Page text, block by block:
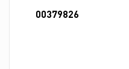
00379826